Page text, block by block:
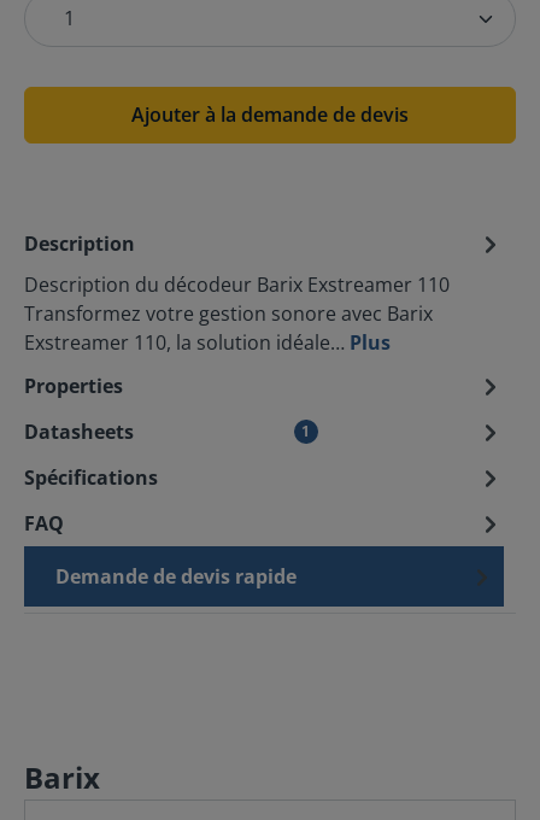
Ajouter à la demande de devis
Description
Description du décodeur Barix Exstreamer 110
Transformez votre gestion sonore avec Barix
Exstreamer 110, la solution idéale… Plus
Properties
Datasheets
1
Spécifications
FAQ
Demande de devis rapide
Barix